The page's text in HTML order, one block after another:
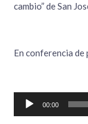
cambio” de San
En conferencia
Reproductor
00:00